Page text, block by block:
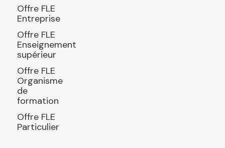
Offre FLE
Entreprise
Offre FLE
Enseignement
supérieur
Offre FLE
Organisme
de
formation
Offre FLE
Particulier